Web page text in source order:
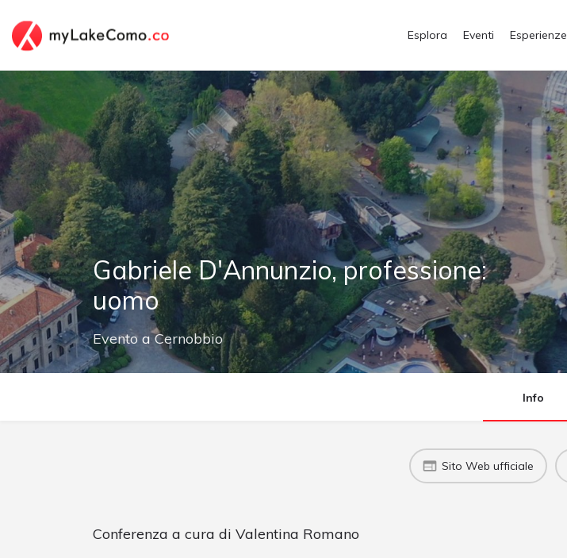
Esplora Eventi Esperienze
Gabriele D'Annunzio, professione:
uomo
Evento aCernobbio
Info
Sito Web ufficiale
Conferenza a cura di Valentina Romano